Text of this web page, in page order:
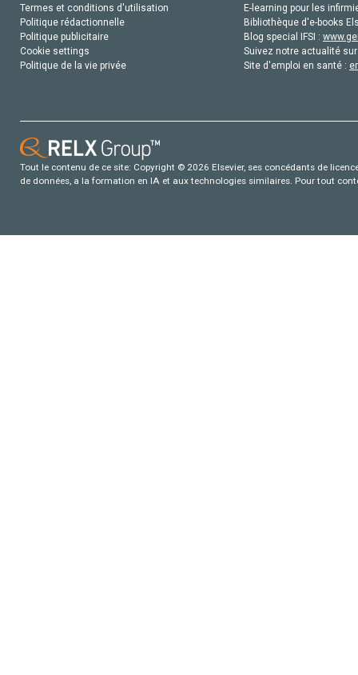
Termes et conditions d'utilisation
Politique rédactionnelle
Politique publicitaire
Cookie settings
Politique de la vie privée
E-learning pour les
Bibliothèque d'e-books
Blog special IFSI :
Suivez notre actualité
Site d'emploi en santé :
Tout le contenu de ce site: Copyright © 2026 Elsevier, ses concédants de
de données, a la formation en IA et aux technologies similaires. Pour tout